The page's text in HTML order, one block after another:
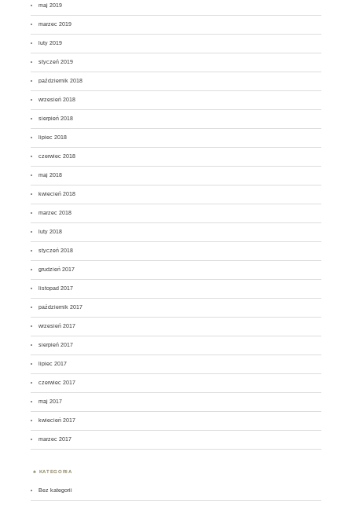
maj 2019
marzec 2019
luty 2019
styczeń 2019
październik 2018
wrzesień 2018
sierpień 2018
lipiec 2018
czerwiec 2018
maj 2018
kwiecień 2018
marzec 2018
luty 2018
styczeń 2018
grudzień 2017
listopad 2017
październik 2017
wrzesień 2017
sierpień 2017
lipiec 2017
czerwiec 2017
maj 2017
kwiecień 2017
marzec 2017
KATEGORIA
Bez kategorii